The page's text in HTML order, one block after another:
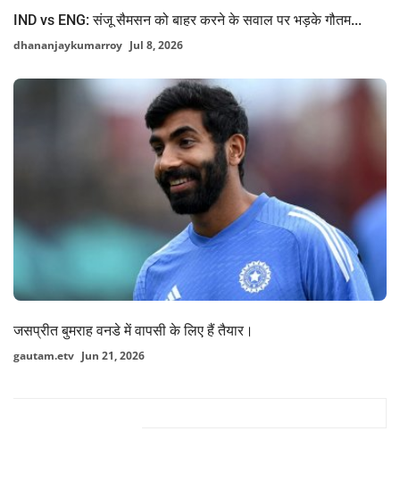
IND vs ENG: संजू सैमसन को बाहर करने के सवाल पर भड़के गौतम...
dhananjaykumarroy Jul 8, 2026
जसप्रीत बुमराह वनडे में वापसी के लिए हैं तैयार।
gautam.etv Jun 21, 2026